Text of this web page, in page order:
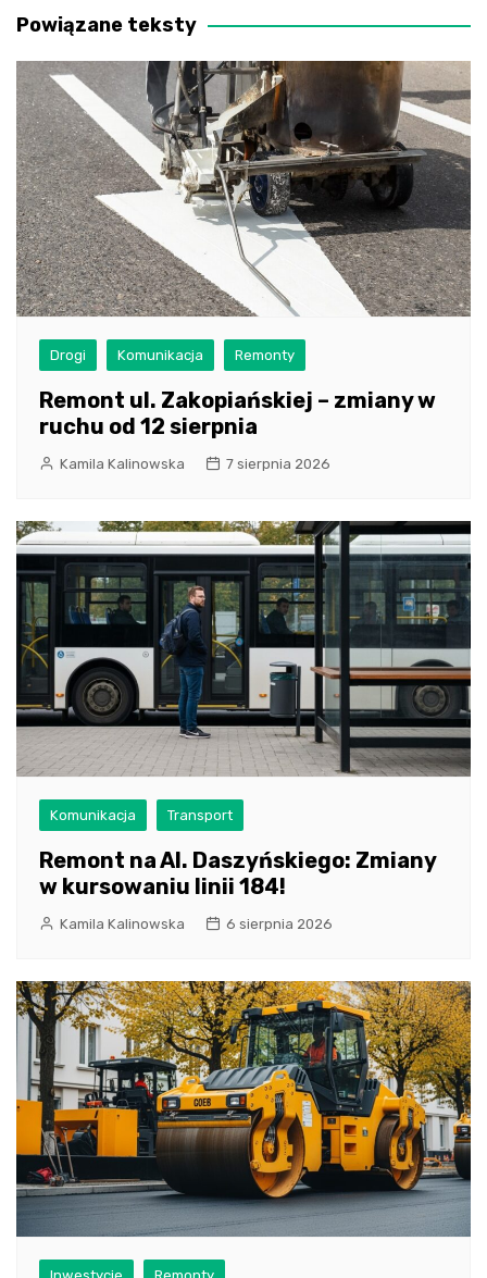
Powiązane teksty
Drogi Komunikacja Remonty
Remont ul. Zakopiańskiej – zmiany w
ruchu od 12 sierpnia
Kamila Kalinowska 7 sierpnia 2026
Komunikacja Transport
Remont na Al. Daszyńskiego: Zmiany
w kursowaniu linii 184!
Kamila Kalinowska 6 sierpnia 2026